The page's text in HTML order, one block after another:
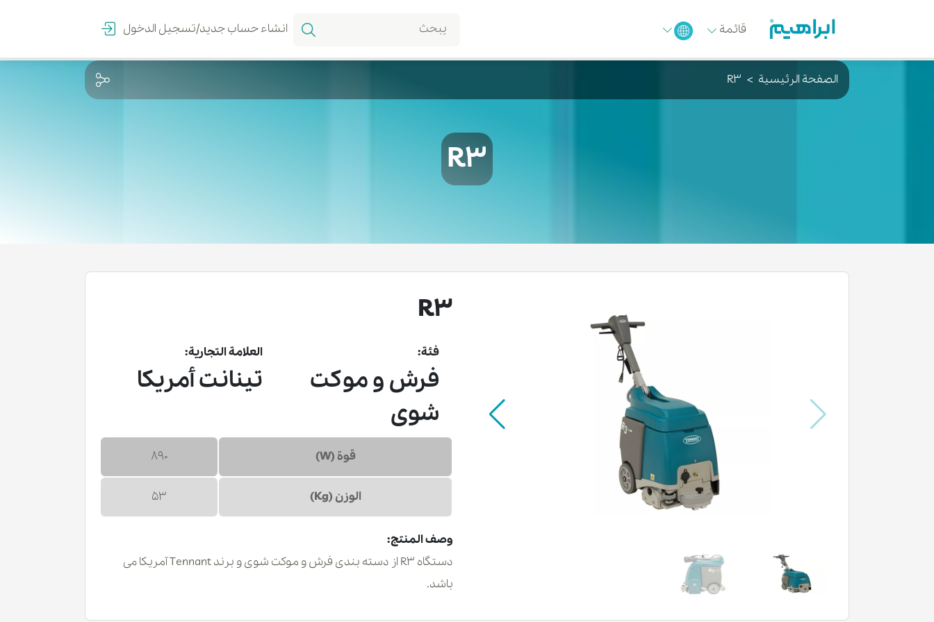
قائمة انشاء حساب جدید/تسجیل الدخول
الصفحة الرئيسية R3
R3
R3
فئة:
فرش و موکت
شوی
العلامة التجارية:
تينانت أمريكا
قوة (W) 890
الوزن (Kg) 53
وصف المنتج:
دستگاه R3 از دسته بندی فرش و موکت شوی و برند Tennant آمریکا می
باشد.